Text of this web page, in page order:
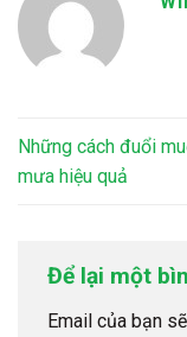
Những cách đuổi
mưa hiệu quả
Để lại một
Email của bạn